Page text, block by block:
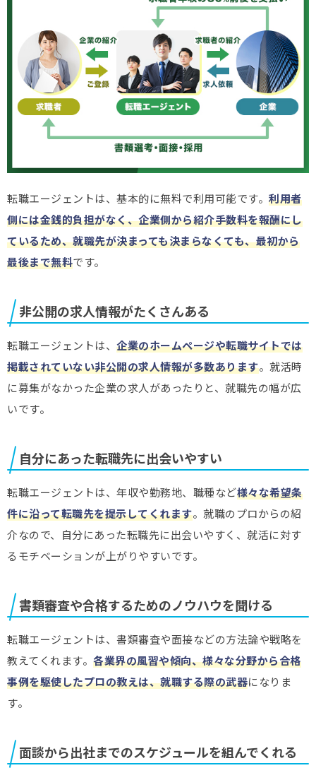
転職エージェントは、基本的に無料で利用可能です。 利用者
側には金銭的負担がなく、企業側から紹介手数料を報酬にし
ているため、就職先が決まっても決まらなくても、最初から
最後まで無料です。
非公開の求人情報がたくさんある
転職エージェントは、 企業のホームページや転職サイトでは
掲載されていない非公開の求人情報が多数あります。就活時
に募集がなかった企業の求人があったりと、就職先の幅が広
いです。
自分にあった転職先に出会いやすい
転職エージェントは、年収や勤務地、職種など様々な希望条
件に沿って転職先を提示してくれます。就職のプロからの紹
介なので、自分にあった転職先に出会いやすく、就活に対す
るモチベーションが上がりやすいです。
書類審査や合格するためのノウハウを聞ける
転職エージェントは、書類審査や面接などの方法論や戦略を
教えてくれます。 各業界の風習や傾向、様々な分野から合格
事例を駆使したプロの教えは、就職する際の武器になりま
す。
面談から出社までのスケジュールを組んでくれる